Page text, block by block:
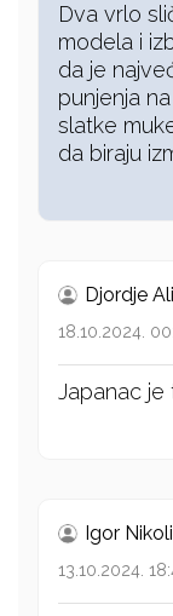
Dva vrlo
modela i
da je
punjenja
slatke
da biraju
Djordje
18.10.2024.
Japanac je
Igor
13.10.2024.